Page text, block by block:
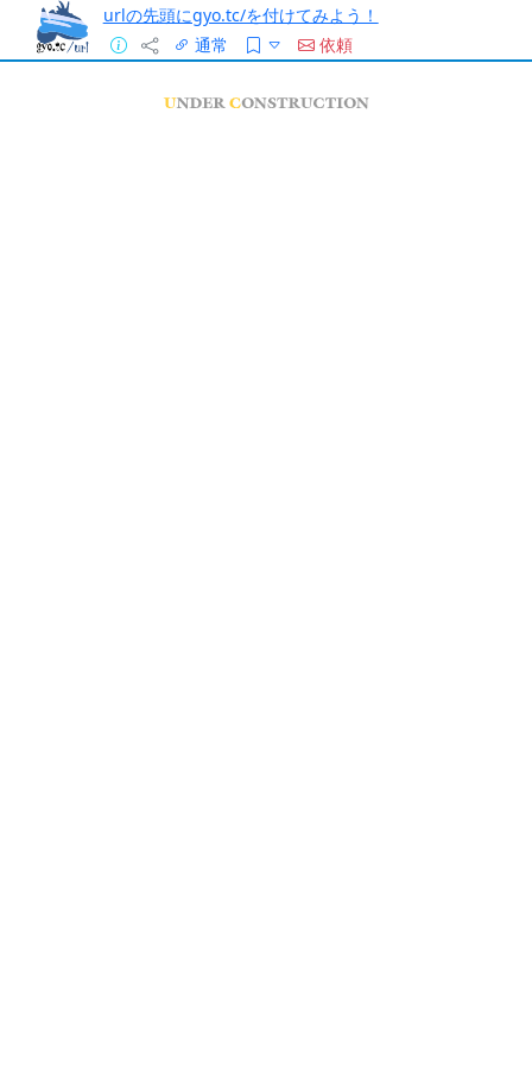
urlの先頭にgyo.tc/を付けてみよう！
通常
依頼